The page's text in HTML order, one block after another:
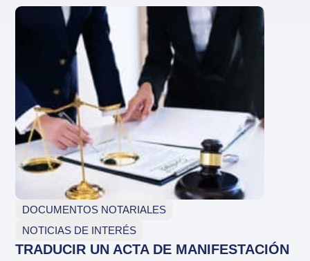
DOCUMENTOS NOTARIALES
NOTICIAS DE INTERÉS
TRADUCIR UN ACTA DE MANIFESTACIÓN